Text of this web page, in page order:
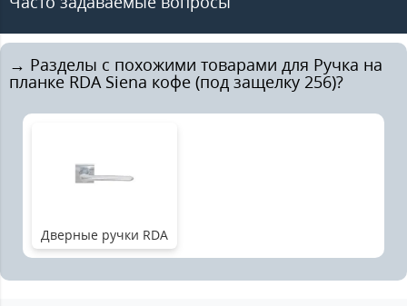
→ Разделы с похожими товарами для Ручка на
планке RDA Siena кофе (под защелку 256)?
Дверные ручки RDA